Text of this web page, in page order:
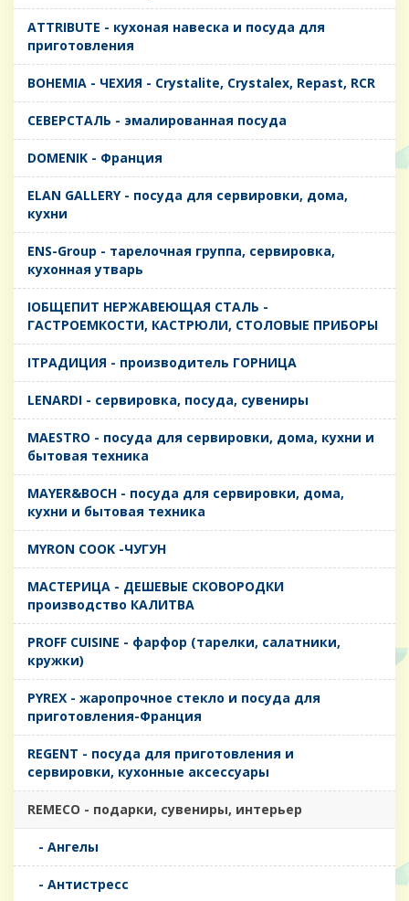
ATTRIBUTE - кухоная навеска и посуда для
приготовления
BOHEMIA - ЧЕХИЯ - Crystalite, Crystalex, Repast, RCR
CЕВЕРСТАЛЬ - эмалированная посуда
DOMENIK - Франция
ELAN GALLERY - посуда для сервировки, дома,
кухни
ENS-Group - тарелочная группа, сервировка,
кухонная утварь
IОБЩЕПИТ НЕРЖАВЕЮЩАЯ СТАЛЬ -
ГАСТРОЕМКОСТИ, КАСТРЮЛИ, СТОЛОВЫЕ ПРИБОРЫ
IТРАДИЦИЯ - производитель ГОРНИЦА
LENARDI - сервировка, посуда, сувениры
MAESTRO - посуда для сервировки, дома, кухни и
бытовая техника
MAYER&BOCH - посуда для сервировки, дома,
кухни и бытовая техника
MYRON COOK -ЧУГУН
MАСТЕРИЦА - ДЕШЕВЫЕ СКОВОРОДКИ
производство КАЛИТВА
PROFF CUISINE - фарфор (тарелки, салатники,
кружки)
PYREX - жаропрочное стекло и посуда для
приготовления-Франция
REGENT - посуда для приготовления и
сервировки, кухонные аксессуары
REMECO - подарки, сувениры, интерьер
- Ангелы
- Антистресс